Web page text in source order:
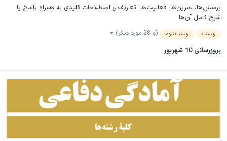
پرسش‌ها، تمرین‌ها، فعالیت‌ها، تعاریف و اصطلاحات کلیدی به همراه پاسخ یا
شرح کامل آن‌ها
زیست زیست دوم (و 28 مورد دیگر)
بروزرسانی 10 شهریور